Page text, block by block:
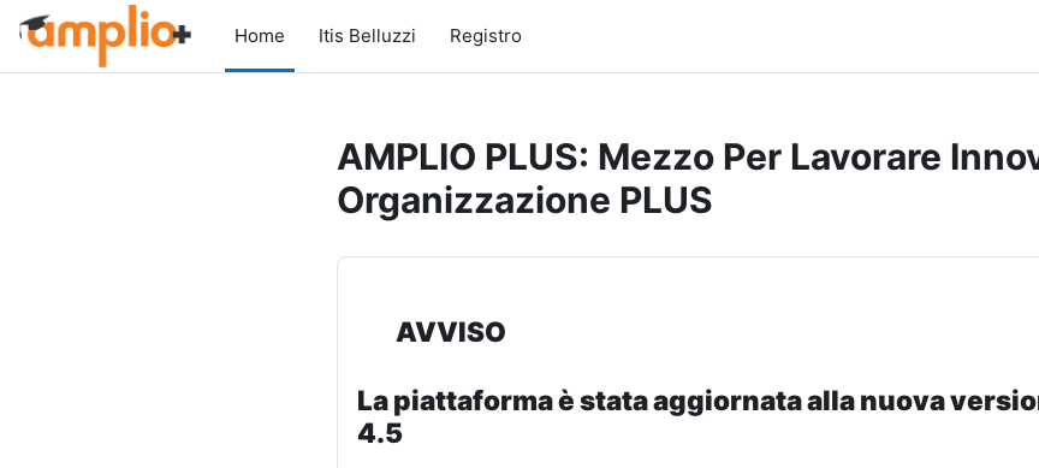
Vai al contenuto principale
Home
Itis Belluzzi Registro
AMPLIO PLUS: Mezzo Per Lavorare
Organizzazione PLUS
AVVISO
La piattaforma è stata aggiornata alla nuova
4.5